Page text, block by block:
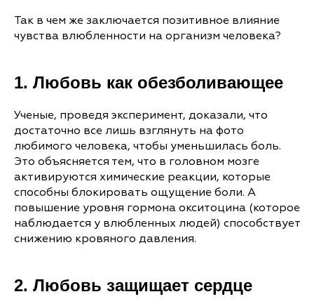
Так в чем же заключается позитивное влияние
чувства влюбленности на организм человека?
1. Любовь как обезболивающее
Ученые, проведя эксперимент, доказали, что
достаточно все лишь взглянуть на фото
любимого человека, чтобы уменьшилась боль.
Это объясняется тем, что в головном мозге
активируются химические реакции, которые
способны блокировать ощущение боли. А
повышение уровня гормона окситоцина (которое
наблюдается у влюбленных людей) способствует
снижению кровяного давления.
2. Любовь защищает сердце